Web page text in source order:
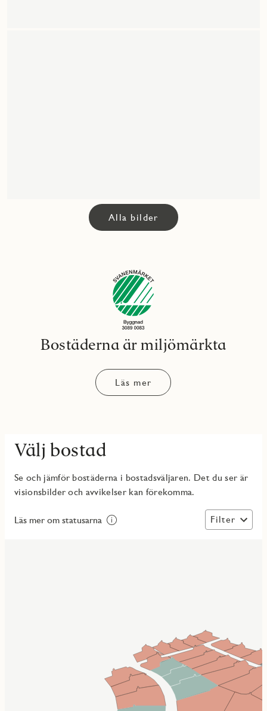
Alla bilder
Bostäderna är miljömärkta
Läs mer
Välj bostad
Se och jämför bostäderna i bostadsväljaren. Det du ser är
visionsbilder och avvikelser kan förekomma.
Läs mer om statusarna Filter